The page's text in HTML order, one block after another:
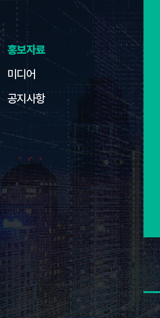
홍보자료
미디어
공지사항